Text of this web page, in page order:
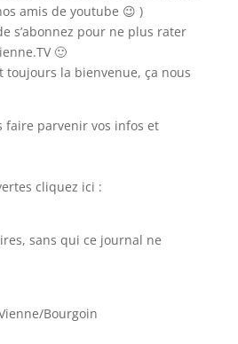
amis de youtube 😉 )
s’abonnez pour ne plus rater
🙂
toujours la bienvenue, ça nous
faire parvenir vos infos et
cliquez ici :
sans qui ce journal ne
Bourgoin